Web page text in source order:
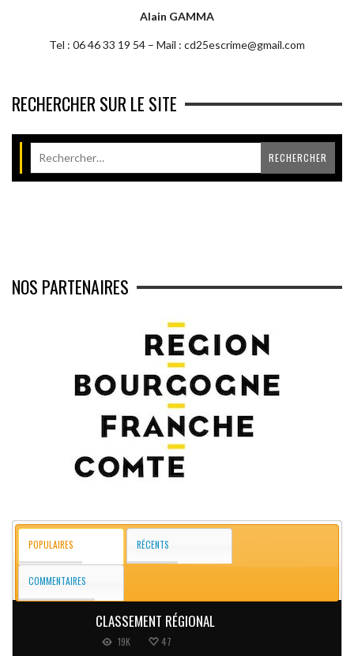
Alain GAMMA
Tel : 06 46 33 19 54 – Mail : cd25escrime@gmail.com
RECHERCHER SUR LE SITE
NOS PARTENAIRES
POPULAIRES RÉCENTS
COMMENTAIRES
CLASSEMENT RÉGIONAL
19K 47